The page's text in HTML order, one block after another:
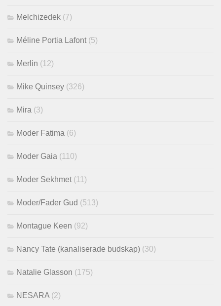
Melchizedek (7)
Méline Portia Lafont(5)
Merlin (12)
Mike Quinsey (326)
Mira (3)
Moder Fatima (6)
Moder Gaia (110)
Moder Sekhmet(11)
Moder/Fader Gud (513)
Montague Keen (92)
Nancy Tate (kanaliserade budskap) (30)
Natalie Glasson (175)
NESARA(2)